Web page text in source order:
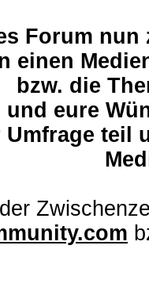
Forum
einen
bzw. die
eure
teil